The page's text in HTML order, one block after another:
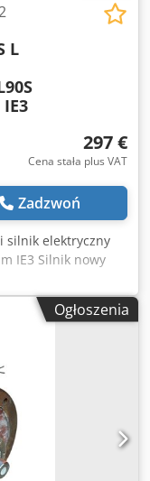
L
297 €
Cena stała plus VAT
Zadzwoń
silnik elektryczny
IE3 Silnik nowy
dobry Idealny
oraz
Producent
2855 rpm
Czestotliwosc
IE3 Stopien
B5
Rok produkcji 2018
Ogłoszenia